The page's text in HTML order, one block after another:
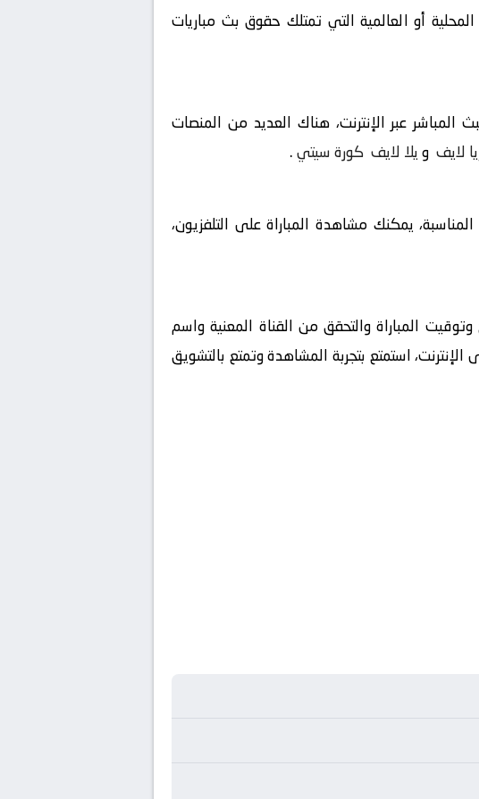
أو العالمية التي تمتلك حقوق بث مباريات
عبر الإنترنت، هناك العديد من المنصات
لايف ويلا لايف كورة سيتي.
يمكنك مشاهدة المباراة على التلفزيون،
المباراة والتحقق من القناة المعنية واسم
استمتع بتجربة المشاهدة وتمتع بالتشويق